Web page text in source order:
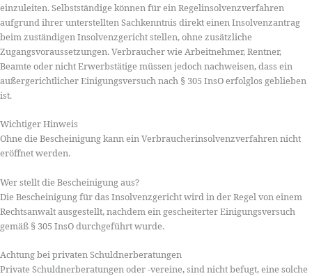
einzuleiten. Selbstständige können für ein Regelinsolvenzverfahren
aufgrund ihrer unterstellten Sachkenntnis direkt einen Insolvenzantrag
beim zuständigen Insolvenzgericht stellen, ohne zusätzliche
Zugangsvoraussetzungen. Verbraucher wie Arbeitnehmer, Rentner,
Beamte oder nicht Erwerbstätige müssen jedoch nachweisen, dass ein
außergerichtlicher Einigungsversuch nach § 305 InsO erfolglos geblieben
ist.
Wichtiger Hinweis
Ohne die Bescheinigung kann ein Verbraucherinsolvenzverfahren nicht
eröffnet werden.
Wer stellt die Bescheinigung aus?
Die Bescheinigung für das Insolvenzgericht wird in der Regel von einem
Rechtsanwalt ausgestellt, nachdem ein gescheiterter Einigungsversuch
gemäß § 305 InsO durchgeführt wurde.
Achtung bei privaten Schuldnerberatungen
Private Schuldnerberatungen oder -vereine, sind nicht befugt, eine solche